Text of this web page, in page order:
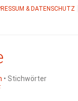
& DATENSCHUTZ
• Stichwörter